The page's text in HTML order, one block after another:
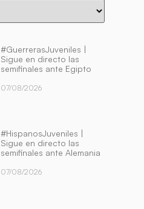
#GuerrerasJuveniles |
Sigue en directo las
semifinales ante Egipto
07/08/2026
#HispanosJuveniles |
Sigue en directo las
semifinales ante Alemania
07/08/2026